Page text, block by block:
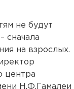
не будут
сначала
на взрослых.
центра
Н.Ф.Гамалеи